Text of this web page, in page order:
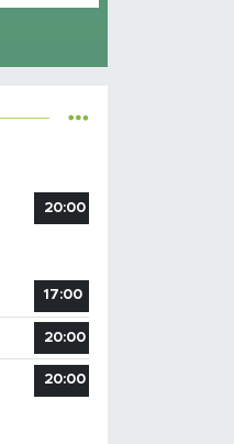
20:00
17:00
20:00
20:00